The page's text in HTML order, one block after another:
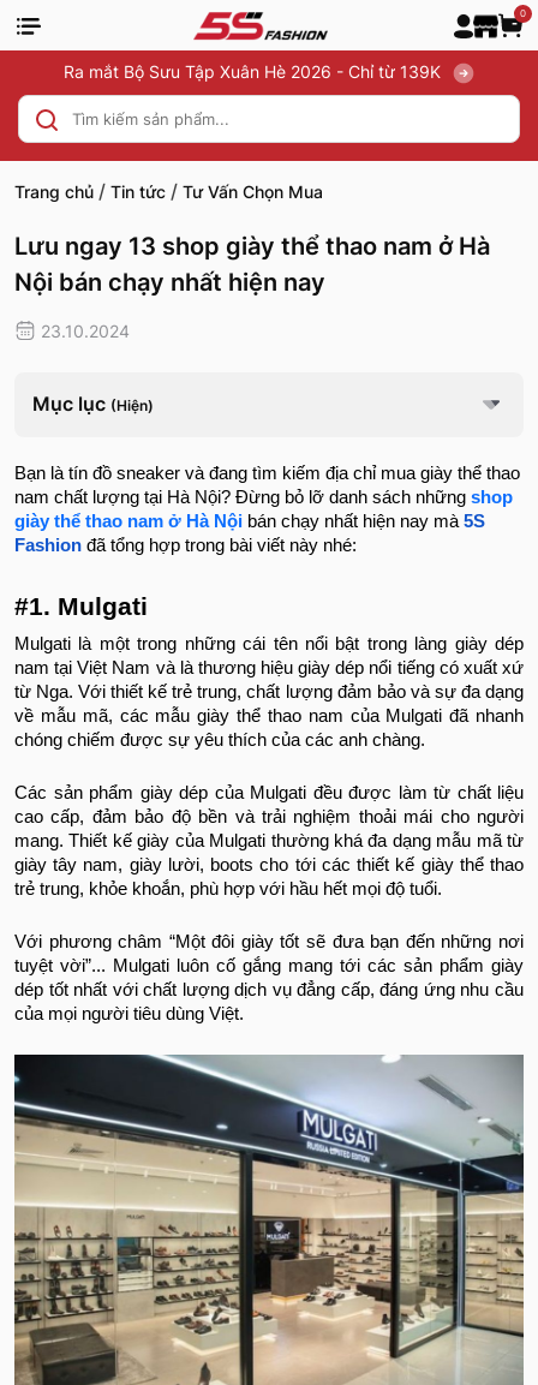
0
Ra mắt Bộ Sưu Tập Xuân Hè 2026 - Chỉ từ 139K
Trang chủ / Tin tức / Tư Vấn Chọn Mua
Lưu ngay 13 shop giày thể thao nam ở Hà
Nội bán chạy nhất hiện nay
23.10.2024
Mục lục (Hiện)
Bạn là tín đồ sneaker và đang tìm kiếm địa chỉ mua giày thể thao
nam chất lượng tại Hà Nội? Đừng bỏ lỡ danh sách những shop
giày thể thao nam ở Hà Nội bán chạy nhất hiện nay mà 5S
Fashion đã tổng hợp trong bài viết này nhé:
#1. Mulgati
Mulgati là một trong những cái tên nổi bật trong làng giày dép
nam tại Việt Nam và là thương hiệu giày dép nổi tiếng có xuất xứ
từ Nga. Với thiết kế trẻ trung, chất lượng đảm bảo và sự đa dạng
về mẫu mã, các mẫu giày thể thao nam của Mulgati đã nhanh
chóng chiếm được sự yêu thích của các anh chàng.
Các sản phẩm giày dép của Mulgati đều được làm từ chất liệu
cao cấp, đảm bảo độ bền và trải nghiệm thoải mái cho người
mang. Thiết kế giày của Mulgati thường khá đa dạng mẫu mã từ
giày tây nam, giày lười, boots cho tới các thiết kế giày thể thao
trẻ trung, khỏe khoắn, phù hợp với hầu hết mọi độ tuổi.
Với phương châm “Một đôi giày tốt sẽ đưa bạn đến những nơi
tuyệt vời”... Mulgati luôn cố gắng mang tới các sản phẩm giày
dép tốt nhất với chất lượng dịch vụ đẳng cấp, đáng ứng nhu cầu
của mọi người tiêu dùng Việt.